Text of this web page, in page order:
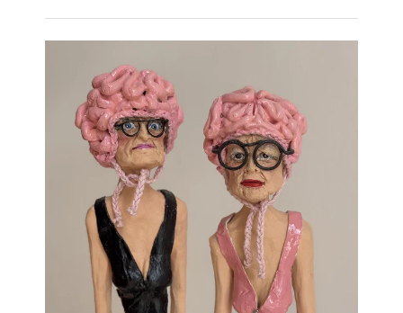
Google Map laden
Mit dem Laden der Karte akzeptieren Sie, dass die
Anwendung Google Maps beim Aktivieren von
Inhalten Cookies auf Ihrem Gerät setzt, z.B. zwecks
Reichweitenmessung und profilbasierter Werbung.
zur Datenschutzerklärung
Hier können Sie Ihre Cookie-
Einstellungen anpassen